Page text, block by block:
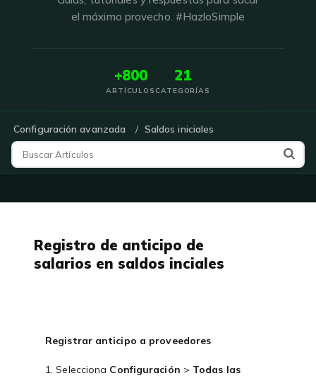
el máximo provecho. #HazloSimple
+800
ARTÍCULOS
21
CATEGORÍAS
Configuración avanzada Saldos iniciales
Registro de anticipo de
salarios en saldos inciales
Registrar anticipo a proveedores
1. Selecciona Configuración > Todas las